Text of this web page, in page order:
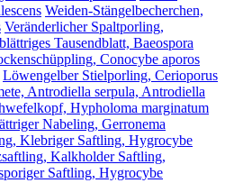
Weiden-Stängelbecherchen,
Veränderlicher Spaltporling,
Tausendblatt, Baeospora
Conocybe aporos
Löwengelber Stielporling, Cerioporus
Antrodiella serpula, Antrodiella
Hypholoma marginatum
Nabeling, Gerronema
Klebriger Saftling, Hygrocybe
Kalkholder Saftling,
Saftling, Hygrocybe